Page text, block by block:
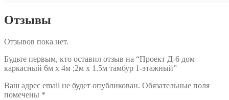
Отзывы
Отзывов пока нет.
Будьте первым, кто оставил отзыв на “Проект Д-6 дом
каркасный 6м х 4м ;2м х 1.5м тамбур 1-этажный”
Ваш адрес email не будет опубликован. Обязательные поля
помечены *